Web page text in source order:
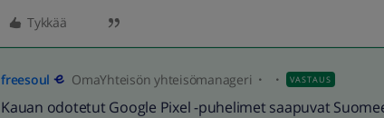
Tykkää
freesoul OmaYhteisön yhteisömanageri VASTAUS
Kauan odotetut Google Pixel -puhelimet saapuvat